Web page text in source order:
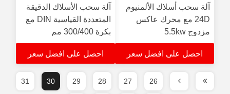
آلة سحب أسلاك الألمنيوم
24D مع محرك عاكس
مزدوج 5.5kw
احصل على افضل سعر
آلة سحب الأسلاك الدقيقة
المتعددة القياسية DIN مع
بكرة 300/400 مم
احصل على افضل سعر
26
27
28
29
30
31